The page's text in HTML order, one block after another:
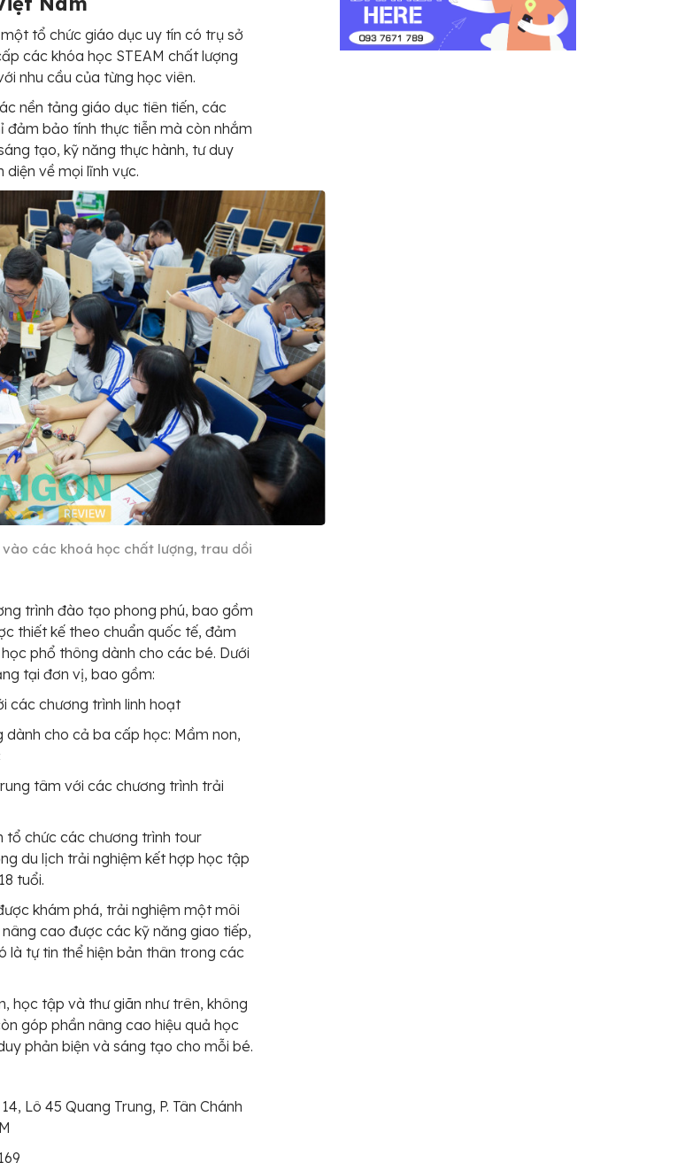
tổ chức giáo dục uy tín có trụ sở
các khóa học STEAM chất lượng
nhu cầu của từng học viên.
nền tảng giáo dục tiên tiến, các
đảm bảo tính thực tiễn mà còn nhắm
tạo, kỹ năng thực hành, tư duy
về mọi lĩnh vực.
các khoá học chất lượng, trau dồi
trình đào tạo phong phú, bao gồm
thiết kế theo chuẩn quốc tế, đảm
phổ thông dành cho các bé. Dưới
tại đơn vị, bao gồm:
các chương trình linh hoạt
dành cho cả ba cấp học: Mầm non,
tâm với các chương trình trải
tổ chức các chương trình tour
du lịch trải nghiệm kết hợp học tập
tuổi.
khám phá, trải nghiệm một môi
cao được các kỹ năng giao tiếp,
là tự tin thể hiện bản thân trong các
học tập và thư giãn như trên, không
góp phần nâng cao hiệu quả học
phản biện và sáng tạo cho mỗi bé.
Lô 45 Quang Trung, P. Tân Chánh